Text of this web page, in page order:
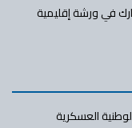
في ورشة إقليمية
العسكرية